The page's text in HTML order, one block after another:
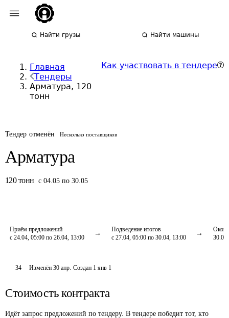
Найти грузы Найти машины
Главная
Тендеры
Арматура, 120
тонн
Как участвовать в тендере
Тендер отменён Несколько поставщиков
Арматура
120 тонн с 04.05 по 30.05
Приём предложений
с 24.04, 05:00 по 26.04, 13:00
Подведение итогов
с 27.04, 05:00 по 30.04, 13:00
34 Изменён30 апр. Создан 1 янв 1
Стоимость контракта
Идёт запрос предложений по тендеру. В тендере победит тот, кто